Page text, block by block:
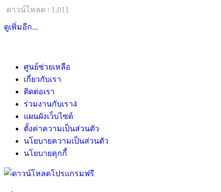
ดาวน์โหลด : 1,011
ดูเพิ่มอีก...
ศูนย์ช่วยเหลือ
เกี่ยวกับเรา
ติดต่อเรา
ร่วมงานกับเรา4
แผนผังเว็บไซต์
ตั้งค่าความเป็นส่วนตัว
นโยบายความเป็นส่วนตัว
นโยบายคุกกี้